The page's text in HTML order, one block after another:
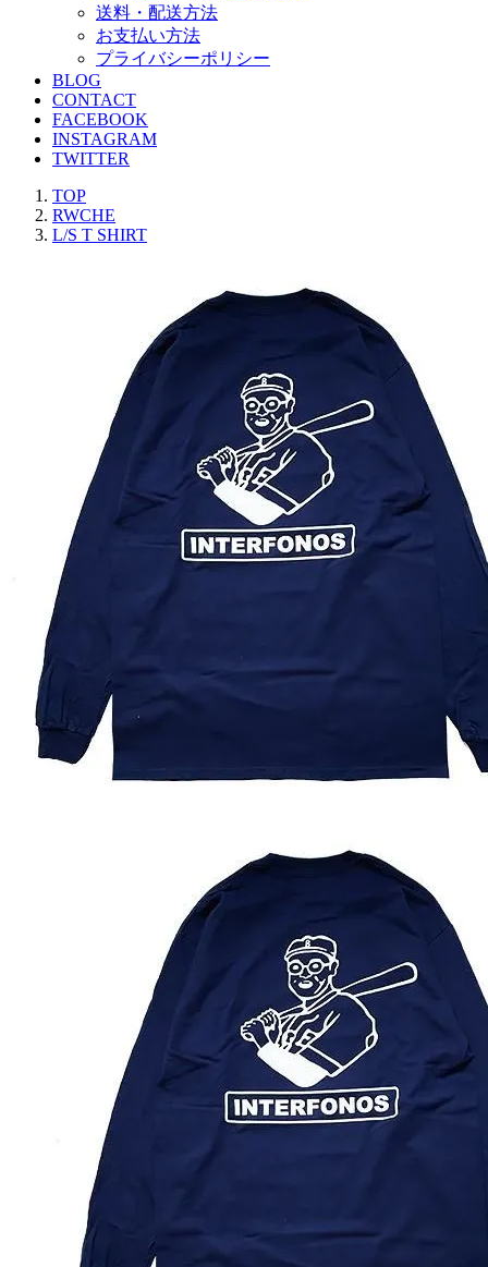
送料・配送方法
お支払い方法
プライバシーポリシー
BLOG
CONTACT
FACEBOOK
INSTAGRAM
TWITTER
TOP
RWCHE
L/S T SHIRT